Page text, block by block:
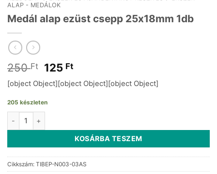
ALAP - MEDÁLOK
Medál alap ezüst csepp 25x18mm 1db
250Ft
Original
price
was:
250 Ft.
125 FtCurrent
price
is:
[object Object][object Object][object Object]
205 készleten
Medál alap ezüst csepp 25x18mm 1db mennyiség
KOSÁRBA TESZEM
Cikkszám: TIBEP-N003-03AS